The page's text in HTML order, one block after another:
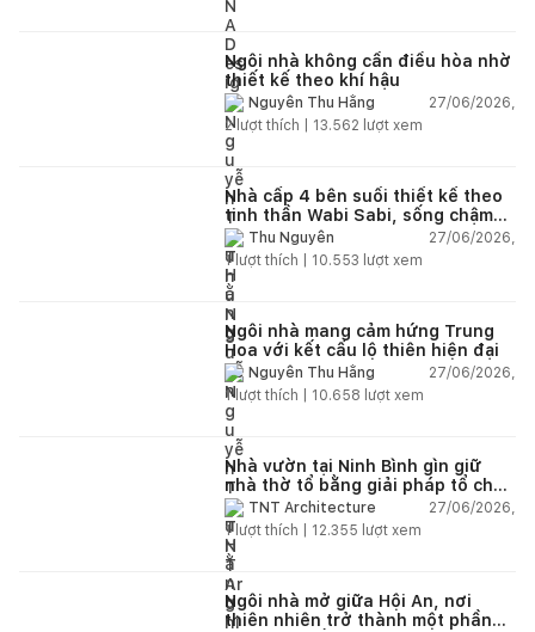
Ngôi nhà không cần điều hòa nhờ
thiết kế theo khí hậu
Nguyễn Thu Hằng
27/06/2026,
2lượt thích | 13.562 lượt xem
Nhà cấp 4 bên suối thiết kế theo
tinh thần Wabi Sabi, sống chậm
giữa thiên nhiên
Thu Nguyễn
27/06/2026,
1lượt thích | 10.553 lượt xem
Ngôi nhà mang cảm hứng Trung
Hoa với kết cấu lộ thiên hiện đại
Nguyễn Thu Hằng
27/06/2026,
1lượt thích | 10.658 lượt xem
Nhà vườn tại Ninh Bình gìn giữ
nhà thờ tổ bằng giải pháp tổ chức
lại không gian
TNT Architecture
27/06/2026,
1lượt thích | 12.355 lượt xem
Ngôi nhà mở giữa Hội An, nơi
thiên nhiên trở thành một phần